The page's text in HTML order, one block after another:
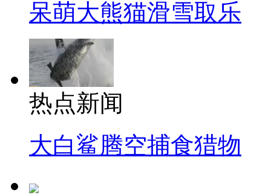
呆萌大熊猫滑雪取乐
热点新闻
大白鲨腾空捕食猎物